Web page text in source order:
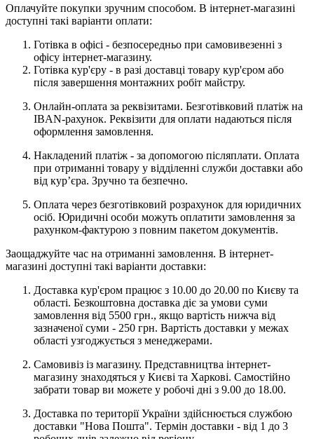
Оплачуйте покупки зручним способом. В інтернет-магазині
доступні такі варіанти оплати:
Готівка в офісі - безпосередньо при самовивезенні з
офісу інтернет-магазину.
Готівка кур'єру - в разі доставці товару кур'єром або
після завершення монтажних робіт майстру.
Онлайн-оплата за реквізитами. Безготівковий платіж на
IBAN-рахунок. Реквізити для оплати надаються після
оформлення замовлення.
Накладений платіж - за допомогою післяплати. Оплата
при отриманні товару у відділенні служби доставки або
від кур’єра. Зручно та безпечно.
Оплата через безготівковий розрахунок для юридичних
осіб. Юридичні особи можуть оплатити замовлення за
рахунком-фактурою з повним пакетом документів.
Заощаджуйте час на отриманні замовлення. В інтернет-
магазині доступні такі варіанти доставки:
Доставка кур'єром працює з 10.00 до 20.00 по Києву та
області. Безкоштовна доставка діє за умови суми
замовлення від 5500 грн., якщо вартість нижча від
зазначеної суми - 250 грн. Вартість доставки у межах
області узгоджується з менеджерами.
Самовивіз із магазину. Представництва інтернет-
магазину знаходяться у Києві та Харкові. Самостійно
забрати товар ви можете у робочі дні з 9.00 до 18.00.
Доставка по території України здійснюється службою
доставки "Нова Пошта". Термін доставки - від 1 до 3